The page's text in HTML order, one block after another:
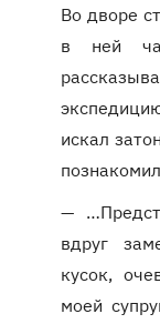
Во дворе
в ней
искал
—
вдруг
кусок,
моей